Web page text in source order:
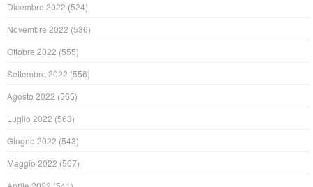
Dicembre 2022 (524)
Novembre 2022 (536)
Ottobre 2022 (555)
Settembre 2022 (556)
Agosto 2022 (565)
Luglio 2022 (563)
Giugno 2022 (543)
Maggio 2022 (567)